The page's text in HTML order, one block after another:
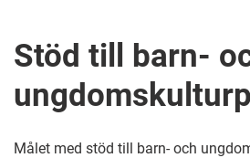
Stöd till barn-
Målet med stöd till barn- och